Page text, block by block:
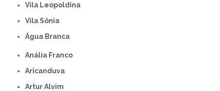
Vila Leopoldina
Vila Sônia
Água Branca
Anália Franco
Aricanduva
Artur Alvim